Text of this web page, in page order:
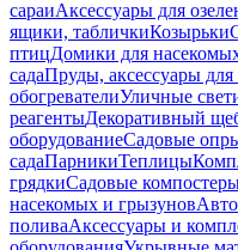
сараиАксессуары для
ящики, табличкиКозырьки
птицДомики для
садаПруды, аксессуары для
обогревателиУличные
реагентыДекоративный
оборудованиеСадовые
садаПарникиТеплицы
грядкиСадовые
насекомых и грызунов
поливаАксессуары и